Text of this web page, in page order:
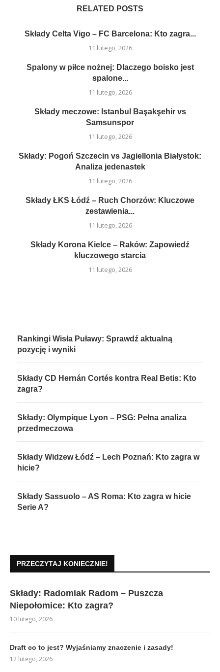
RELATED POSTS
Składy Celta Vigo – FC Barcelona: Kto zagra...
11 lutego, 2026
Spalony w piłce nożnej: Dlaczego boisko jest
spalone...
11 lutego, 2026
Składy meczowe: Istanbul Başakşehir vs
Samsunspor
11 lutego, 2026
Składy: Pogoń Szczecin vs Jagiellonia Białystok:
Analiza jedenastek
11 lutego, 2026
Składy ŁKS Łódź – Ruch Chorzów: Kluczowe
zestawienia...
11 lutego, 2026
Składy Korona Kielce – Raków: Zapowiedź
kluczowego starcia
11 lutego, 2026
Rankingi Wisła Puławy: Sprawdź aktualną
pozycję i wyniki
Składy CD Hernán Cortés kontra Real Betis: Kto
zagra?
Składy: Olympique Lyon – PSG: Pełna analiza
przedmeczowa
Składy Widzew Łódź – Lech Poznań: Kto zagra w
hicie?
Składy Sassuolo – AS Roma: Kto zagra w hicie
Serie A?
PRZECZYTAJ KONIECZNIE!
Składy: Radomiak Radom – Puszcza
Niepołomice: Kto zagra?
10 lutego, 2026
Draft co to jest? Wyjaśniamy znaczenie i zasady!
12 lutego, 2026